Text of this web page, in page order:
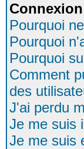
Pourquoi
Pourquoi
Pourquoi
Comment
des
J'ai perdu
Je me suis
Je me suis